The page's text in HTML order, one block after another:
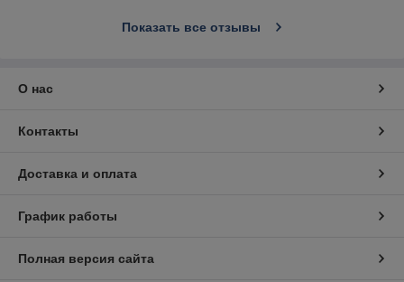
Показать все отзывы
О нас
Контакты
Доставка и оплата
График работы
Полная версия сайта